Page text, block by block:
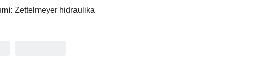
Zettelmeyer hidraulika